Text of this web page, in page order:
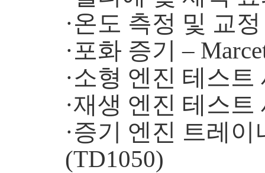
·온도 측정 및 교
·포화 증기 –
·소형 엔진 테스
·재생 엔진 테스
·증기 엔진 트레
(TD1050)